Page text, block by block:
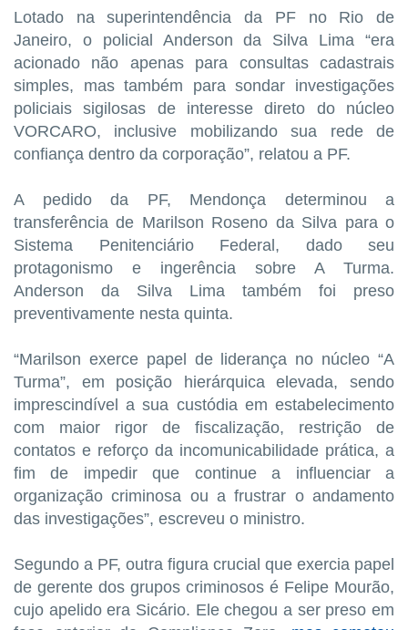
Lotado na superintendência da PF no Rio de
Janeiro, o policial Anderson da Silva Lima “era
acionado não apenas para consultas cadastrais
simples, mas também para sondar investigações
policiais sigilosas de interesse direto do núcleo
VORCARO, inclusive mobilizando sua rede de
confiança dentro da corporação”, relatou a PF.
A pedido da PF, Mendonça determinou a
transferência de Marilson Roseno da Silva para o
Sistema Penitenciário Federal, dado seu
protagonismo e ingerência sobre A Turma.
Anderson da Silva Lima também foi preso
preventivamente nesta quinta.
“Marilson exerce papel de liderança no núcleo “A
Turma”, em posição hierárquica elevada, sendo
imprescindível a sua custódia em estabelecimento
com maior rigor de fiscalização, restrição de
contatos e reforço da incomunicabilidade prática, a
fim de impedir que continue a influenciar a
organização criminosa ou a frustrar o andamento
das investigações”, escreveu o ministro.
Segundo a PF, outra figura crucial que exercia papel
de gerente dos grupos criminosos é Felipe Mourão,
cujo apelido era Sicário. Ele chegou a ser preso em